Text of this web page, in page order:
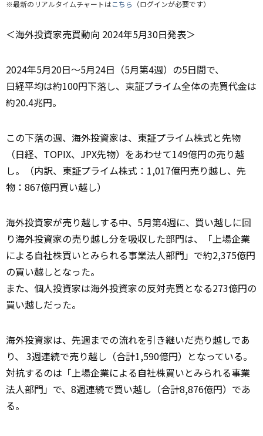
※最新のリアルタイムチャートはこちら （ログインが必要です）
＜海外投資家売買動向 2024年5月30日発表＞
2024年5月20日～5月24日（5月第4週）の5日間で、
日経平均は約100円下落し、東証プライム全体の売買代金は
約20.4兆円。
この下落の週、海外投資家は、東証プライム株式と先物
（日経、TOPIX、JPX先物）をあわせて149億円の売り越
し。（内訳、東証プライム株式：1,017億円売り越し、先
物：867億円買い越し）
海外投資家が売り越しする中、5月第4週に、買い越しに回
り海外投資家の売り越し分を吸収した部門は、「上場企業
による自社株買いとみられる事業法人部門」で約2,375億円
の買い越しとなった。
また、個人投資家は海外投資家の反対売買となる273億円の
買い越しだった。
海外投資家は、先週までの流れを引き継いだ売り越しであ
り、 3週連続で売り越し（合計1,590億円）となっている。
対抗するのは「上場企業による自社株買いとみられる事業
法人部門」で、8週連続で買い越し（合計8,876億円）であ
る。